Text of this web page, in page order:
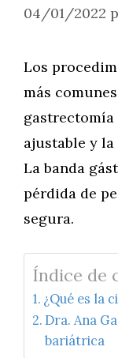
04/01/2022
Los
más
gastrectomía
ajustable y
La banda
pérdida de
segura.
Índice de
¿Qué es la
Dra. Ana
bariátrica